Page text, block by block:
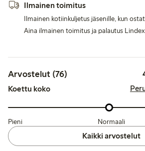
Ilmainen toimitus
Ilmainen kotiinkuljetus jäsenille, kun
Aina ilmainen toimitus ja palautus
Arvostelut (76)
Koettu koko
Pieni Normaali
Kaikki arvostelut